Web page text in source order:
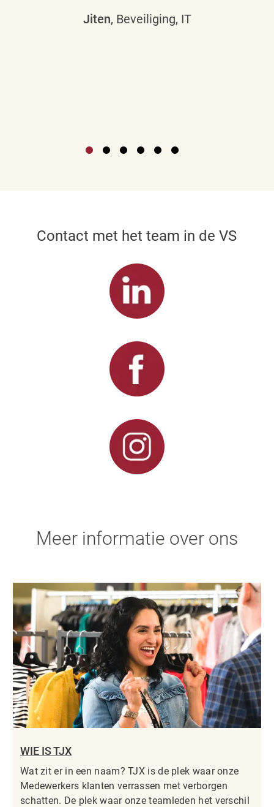
Jiten, Beveiliging, IT
Contact met het team in de VS
Meer informatie over ons
WIE IS TJX
Wat zit er in een naam? TJX is de plek waar onze
Medewerkers klanten verrassen met verborgen
schatten. De plek waar onze teamleden het verschil